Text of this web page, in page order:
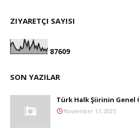
ZIYARETÇI SAYISI
87609
SON YAZILAR
Türk Halk Şiirinin Genel
November 17, 2025